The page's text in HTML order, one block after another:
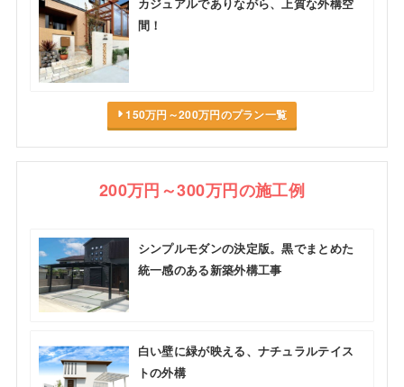
間！
150万円～200万円のプラン一覧
200万円～300万円の施工例
シンプルモダンの決定版。黒でまとめた
統一感のある新築外構工事
白い壁に緑が映える、ナチュラルテイス
トの外構